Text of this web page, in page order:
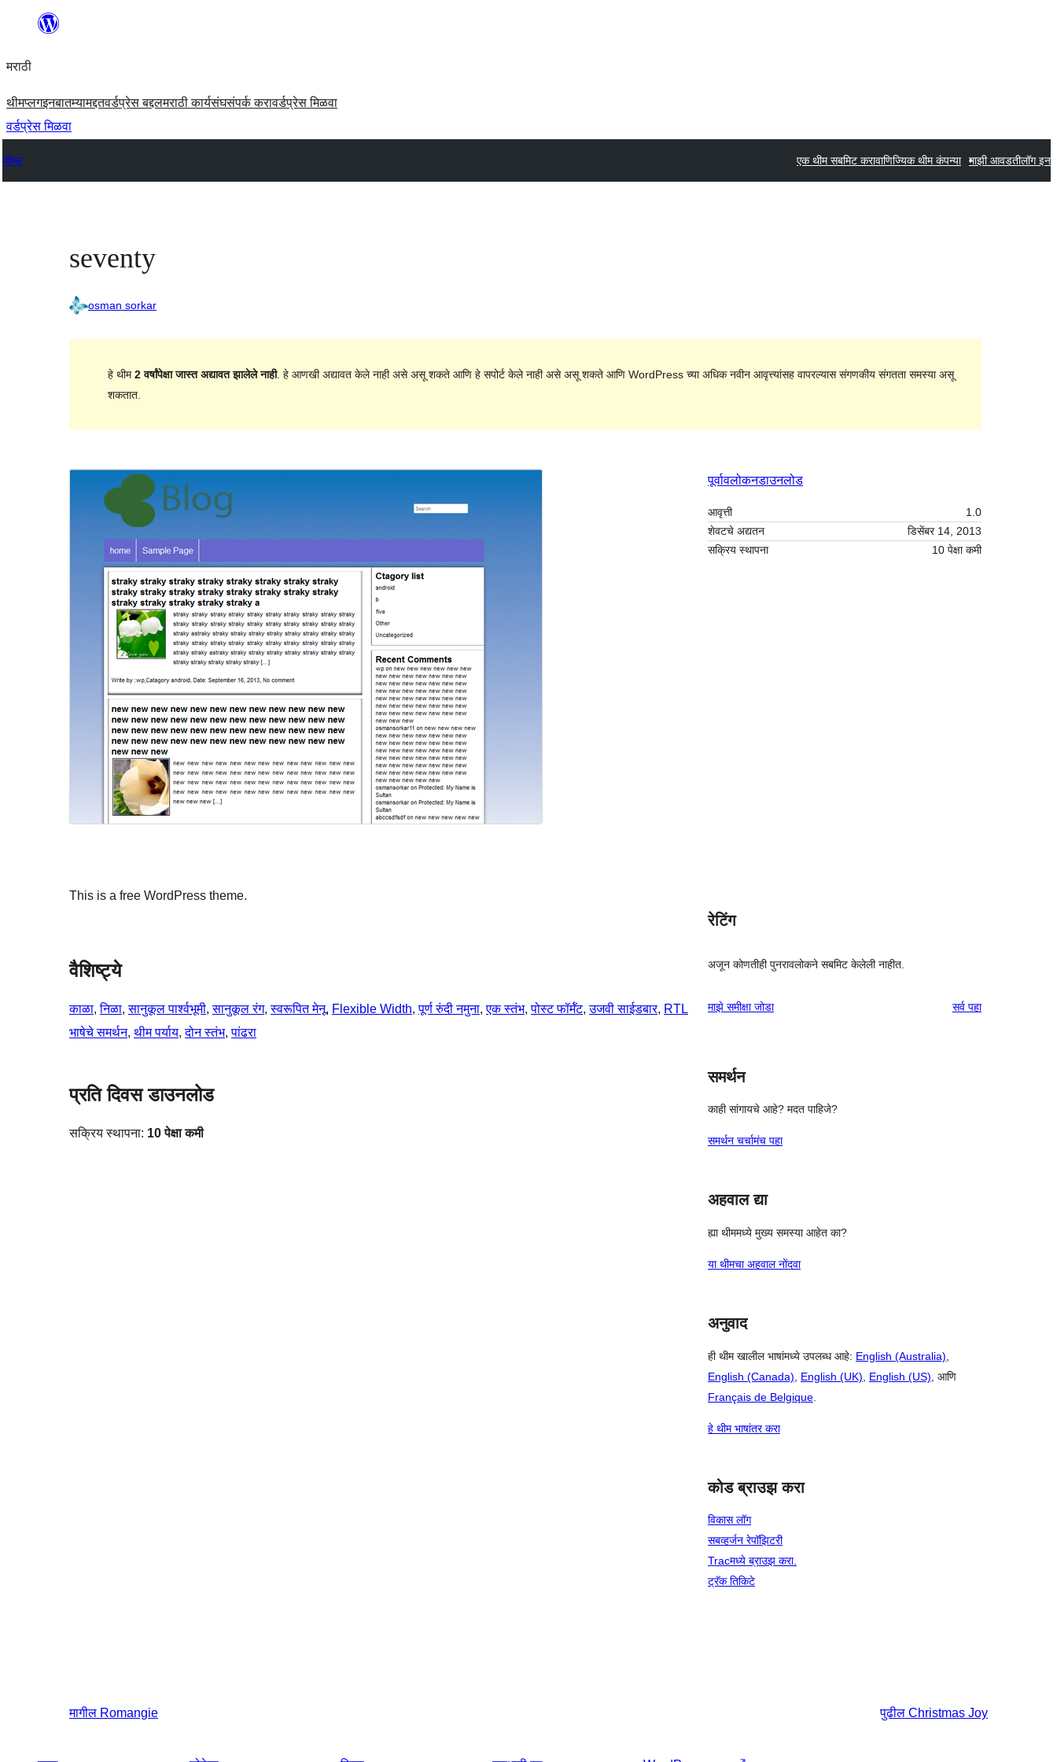
सामुग्रीवर
मराठी
थीमप्लगइनबातम्यामद्दतवर्डप्रेस बद्दलमराठी कार्यसंघसंपर्क करावर्डप्रेस मिळवा
वर्डप्रेस मिळवा
थीम्स एक थीम सबमिट करावाणिज्यिक थीम कंपन्या माझी आवडतीलॉग इन
seventy
osman sorkar
हे थीम2 वर्षांपेक्षा जास्त अद्यावत झालेले नाही. हे आणखी अद्यावत केले नाही असे असू शकते आणि हे सपोर्ट केले नाही असे असू शकते आणि WordPress च्या अधिक नवीन आवृत्त्यांसह वापरल्यास संगणकीय संगतता समस्या असू
शकतात.
पूर्वावलोकनडाउनलोड
आवृत्ती
1.0
शेवटचे अद्यतन
डिसेंबर 14, 2013
सक्रिय स्थापना
10 पेक्षा कमी
This is a free WordPress theme.
वैशिष्ट्ये
काळा, निळा, सानुकूल पार्श्वभूमी, सानुकूल रंग, स्वरूपित मेनू, Flexible Width, पूर्ण रुंदी नमुना, एक स्तंभ, पोस्ट फॉर्मॅट, उजवी साईडबार, RTL
भाषेचे समर्थन, थीम पर्याय, दोन स्तंभ, पांढरा
प्रति दिवस डाउनलोड
सक्रिय स्थापना: 10 पेक्षा कमी
रेटिंग
अजून कोणतीही पुनरावलोकने सबमिट केलेली नाहीत.
माझे समीक्षा जोडा सर्वपुनरावलोकने
पहा
समर्थन
काही सांगायचे आहे? मदत पाहिजे?
समर्थन चर्चामंच पहा
अहवाल द्या
ह्या थीममध्ये मुख्य समस्या आहेत का?
या थीमचा अहवाल नोंदवा
अनुवाद
ही थीम खालील भाषांमध्ये उपलब्ध आहे: English (Australia)
English (Canada)
English (UK) English (US) , आणि
Français de Belgique
हे थीम भाषांतर करा
कोड ब्राउझ करा
विकास लॉग
सबव्हर्जन रेपॉझिटरी
Tracमध्ये ब्राउझ करा.
ट्रॅक तिकिटे
मागील Romangie पुढील Christmas Joy